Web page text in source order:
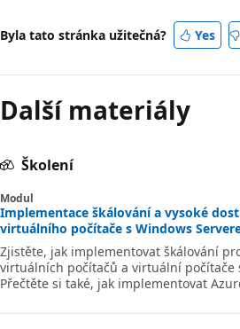
Byla tato stránka užitečná? Yes
Další materiály
Školení
Modul
Implementace škálování a vysoké
virtuálního počítače s Windows
Zjistěte, jak implementovat škálování
virtuálních počítačů a virtuální počítače
Přečtěte si také, jak implementovat